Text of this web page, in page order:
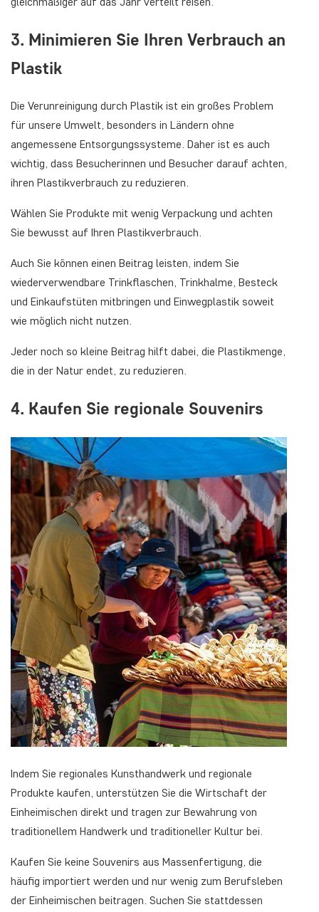
3. Minimieren Sie Ihren Verbrauch an
Plastik
Die Verunreinigung durch Plastik ist ein großes Problem
für unsere Umwelt, besonders in Ländern ohne
angemessene Entsorgungssysteme. Daher ist es auch
wichtig, dass Besucherinnen und Besucher darauf achten,
ihren Plastikverbrauch zu reduzieren.
Wählen Sie Produkte mit wenig Verpackung und achten
Sie bewusst auf Ihren Plastikverbrauch.
Auch Sie können einen Beitrag leisten, indem Sie
wiederverwendbare Trinkflaschen, Trinkhalme, Besteck
und Einkaufstüten mitbringen und Einwegplastik soweit
wie möglich nicht nutzen.
Jeder noch so kleine Beitrag hilft dabei, die Plastikmenge,
die in der Natur endet, zu reduzieren.
4. Kaufen Sie regionale Souvenirs
Indem Sie regionales Kunsthandwerk und regionale
Produkte kaufen, unterstützen Sie die Wirtschaft der
Einheimischen direkt und tragen zur Bewahrung von
traditionellem Handwerk und traditioneller Kultur bei.
Kaufen Sie keine Souvenirs aus Massenfertigung, die
häufig importiert werden und nur wenig zum Berufsleben
der Einheimischen beitragen. Suchen Sie stattdessen